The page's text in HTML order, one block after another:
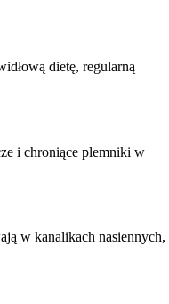
dietę, regularną
i chroniące plemniki w
w kanalikach nasiennych,